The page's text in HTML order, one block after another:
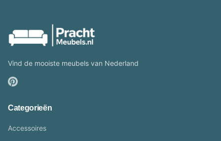
Vind de mooiste meubels van Nederland
Categorieën
Accessoires